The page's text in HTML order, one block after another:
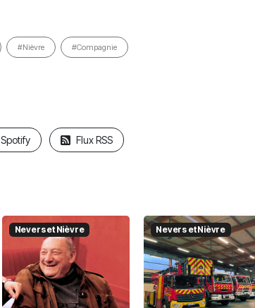
#Nièvre #Compagnie
Spotify Flux RSS
Nevers et Nièvre Nevers et Nièvre